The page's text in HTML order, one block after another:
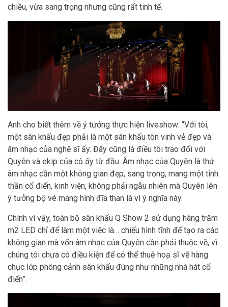
chiều, vừa sang trọng nhưng cũng rất tinh tế.
Anh cho biết thêm về ý tưởng thực hiện liveshow: “Với tôi,
một sân khấu đẹp phải là một sân khấu tôn vinh vẻ đẹp và
âm nhạc của nghệ sĩ ấy. Đây cũng là điều tôi trao đổi với
Quyên và ekip của cô ấy từ đầu. Âm nhạc của Quyên là thứ
âm nhạc cần một không gian đẹp, sang trọng, mang một tinh
thần cổ điển, kinh viện, không phải ngẫu nhiên mà Quyên lên
ý tưởng bộ vé mang hình đĩa than là vì ý nghĩa này.
Chính vì vậy, toàn bộ sân khấu Q Show 2 sử dụng hàng trăm
m2 LED chỉ để làm một việc là… chiếu hình tĩnh để tạo ra các
không gian mà vốn âm nhạc của Quyên cần phải thuộc về, vì
chúng tôi chưa có điều kiện để có thể thuê hoạ sĩ vẽ hàng
chục lớp phông cảnh sân khấu đúng như những nhà hát cổ
điển”.